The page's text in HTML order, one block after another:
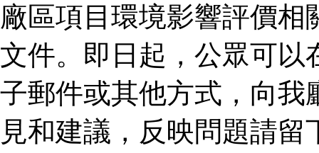
廠區項目環境影響評價
文件。即日起，公眾可以
子郵件或其他方式，向我
見和建議，反映問題請